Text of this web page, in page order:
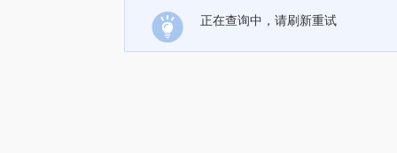
正在查询中，请刷新重试